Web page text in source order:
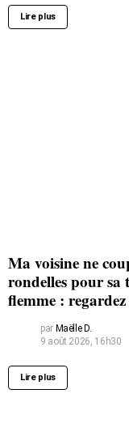
Lire plus
Ma voisine ne
rondelles pour sa
flemme :
par Maëlle D.
9 août 2026, 16h30
Lire plus